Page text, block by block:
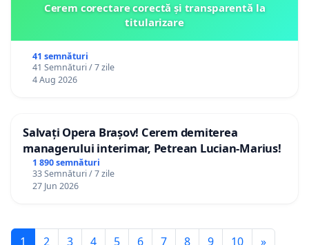
Cerem corectare corectă și transparentă la
titularizare
41 semnături
41 Semnături / 7 zile
4 Aug 2026
Salvați Opera Brașov! Cerem demiterea
managerului interimar, Petrean Lucian-Marius!
1 890 semnături
33 Semnături / 7 zile
27 Jun 2026
1 2 3 4 5 6 7 8 9 10 »